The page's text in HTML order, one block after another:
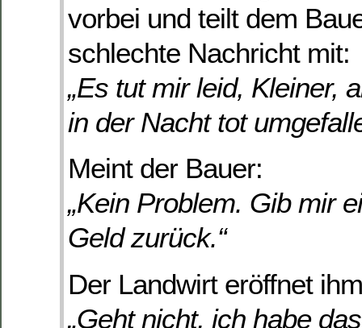
vorbei und teilt dem
schlechte Nachricht mit:
„Es tut mir leid, Kleiner,
in der Nacht tot
Meint der Bauer:
„Kein Problem. Gib mir
Geld zurück.“
Der Landwirt eröffnet
„Geht nicht, ich habe